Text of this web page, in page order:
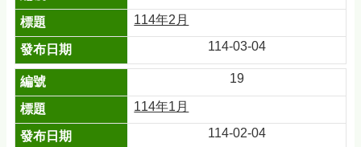
114年2月
114-03-04
19
114年1月
114-02-04